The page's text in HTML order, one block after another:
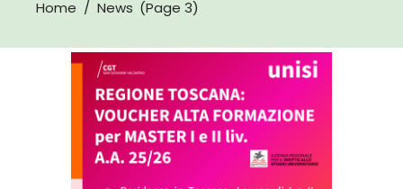
Home / News (Page 3)